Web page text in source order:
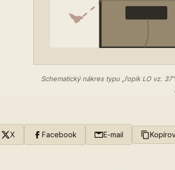
Schematický nákres typu „řopík LO vz.
X Facebook E-mail